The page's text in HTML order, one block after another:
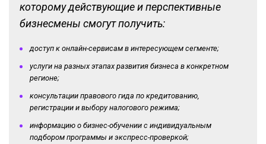
которому действующие и перспективные
бизнесмены смогут получить:
доступ к онлайн-сервисам в интересующем сегменте;
услуги на разных этапах развития бизнеса в конкретном
регионе;
консультации правового гида по кредитованию,
регистрации и выбору налогового режима;
информацию о бизнес-обучении с индивидуальным
подбором программы и экспресс-проверкой;